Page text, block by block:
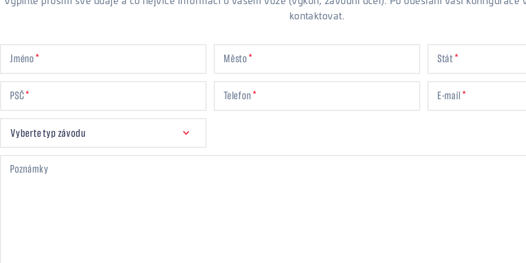
kontaktovat.
Jméno Město Stát
PSČ Telefon E-mail
Vyberte typ závodu
Poznámky